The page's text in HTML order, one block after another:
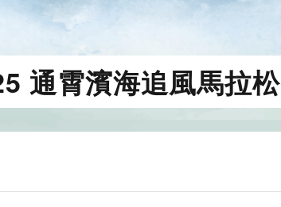
通霄濱海追風馬拉松